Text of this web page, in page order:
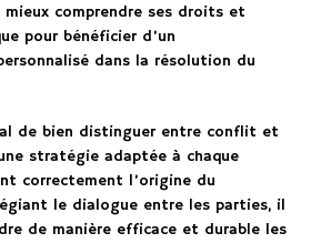
mieux comprendre ses droits et
pour bénéficier d’un
dans la résolution du
de bien distinguer entre conflit et
stratégie adaptée à chaque
correctement l’origine du
le dialogue entre les parties, il
de manière efficace et durable les